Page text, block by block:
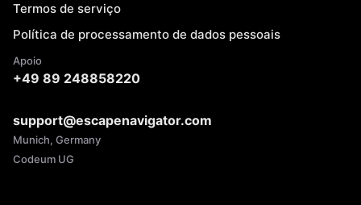
Termos de serviço
Política de processamento de dados pessoais
Apoio
+49 89 248858220
support@escapenavigator.com
Munich, Germany
Codeum UG